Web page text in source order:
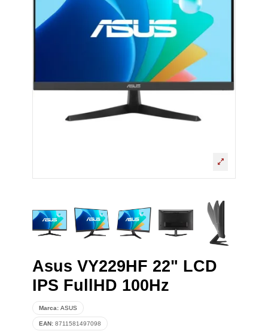
Asus VY229HF 22" LCD
IPS FullHD 100Hz
Marca: ASUS
EAN: 8711581497098